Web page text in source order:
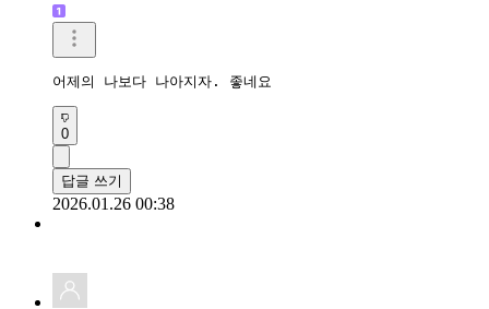
어제의 나보다 나아지자. 좋네요
0
답글 쓰기
2026.01.26 00:38